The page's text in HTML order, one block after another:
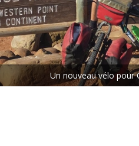
ETAPE N°5 : LES CHUTES
VICTORIA – LE CAP
ETAPE N°6 : LE CAP – MAKOUA
ETAPE N°7 : MAKOUA – ACCRA
Un nouveau vélo pour
Rejoins le